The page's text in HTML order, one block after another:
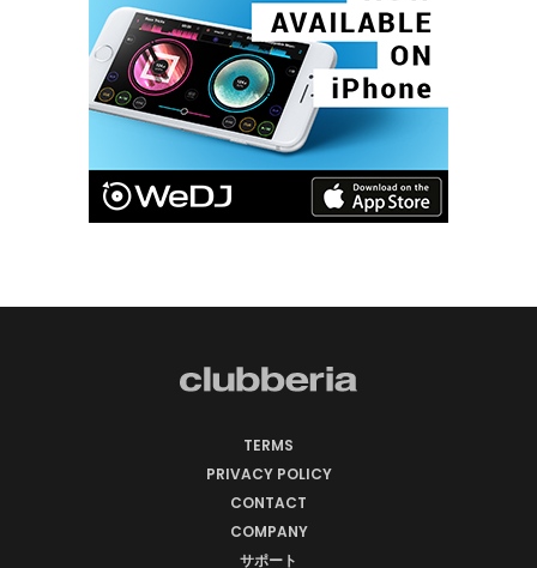
TERMS
PRIVACY POLICY
CONTACT
COMPANY
サポート